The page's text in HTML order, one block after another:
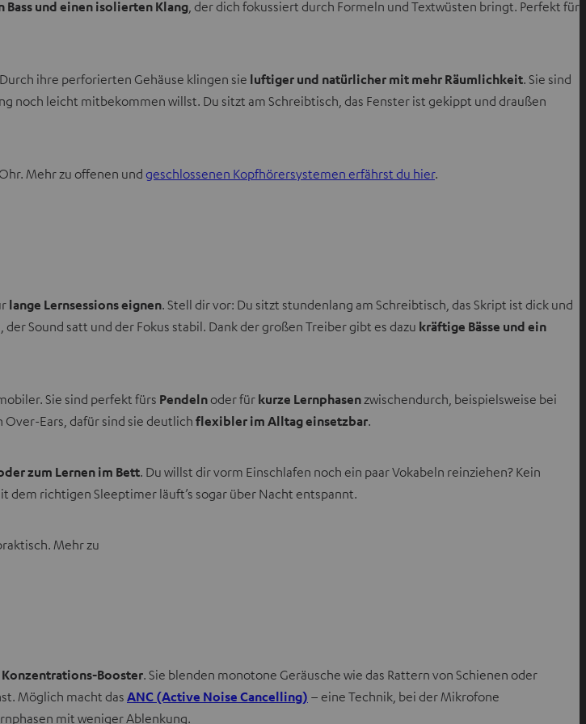
und einen isolierten Klang, der dich fokussiert durch Formeln und Textwüsten bringt. Perfekt für
ihre perforierten Gehäuse klingen sie luftiger und natürlicher mit mehr Räumlichkeit. Sie sind
noch leicht mitbekommen willst. Du sitzt am Schreibtisch, das Fenster ist gekippt und draußen
Mehr zu offenen und geschlossenen Kopfhörersystemen erfährst du hier.
lange Lernsessions eignen. Stell dir vor: Du sitzt stundenlang am Schreibtisch, das Skript ist dick und
Sound satt und der Fokus stabil. Dank der großen Treiber gibt es dazu kräftige Bässe und ein
Sie sind perfekt fürs Pendelnoder für kurze Lernphasen zwischendurch, beispielsweise bei
Over-Ears, dafür sind sie deutlich flexibler im Alltag einsetzbar.
zum Lernen im Bett. Du willst dir vorm Einschlafen noch ein paar Vokabeln reinziehen? Kein
dem richtigen Sleeptimer läuft’s sogar über Nacht entspannt.
Mehr zu
Booster. Sie blenden monotone Geräusche wie das Rattern von Schienen oder
Möglich macht das ANC (Active Noise Cancelling) – eine Technik, bei der Mikrofone
mit weniger Ablenkung.